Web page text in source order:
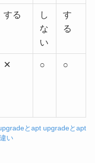
する
し
な
い
す
る
✕ ○ ○
とapt upgradeとapt
い